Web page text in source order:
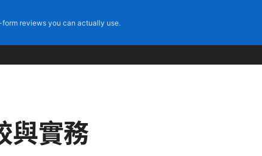
form reviews you can actually use.
與實務